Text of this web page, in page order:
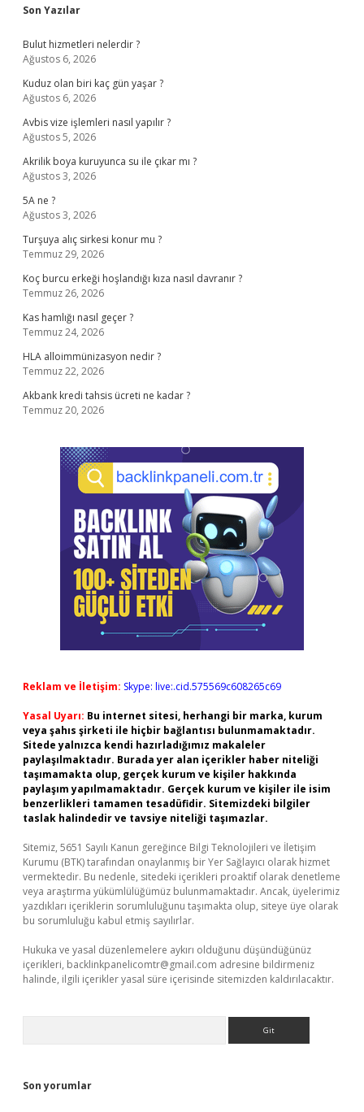
Sidebar
Son Yazılar
Bulut hizmetleri nelerdir ?
Ağustos 6, 2026
Kuduz olan biri kaç gün yaşar ?
Ağustos 6, 2026
Avbis vize işlemleri nasıl yapılır ?
Ağustos 5, 2026
Akrilik boya kuruyunca su ile çıkar mı ?
Ağustos 3, 2026
5A ne ?
Ağustos 3, 2026
Turşuya alıç sirkesi konur mu ?
Temmuz 29, 2026
Koç burcu erkeği hoşlandığı kıza nasıl davranır ?
Temmuz 26, 2026
Kas hamlığı nasıl geçer ?
Temmuz 24, 2026
HLA alloimmünizasyon nedir ?
Temmuz 22, 2026
Akbank kredi tahsis ücreti ne kadar ?
Temmuz 20, 2026
Reklam ve İletişim: Skype: live:.cid.575569c608265c69
Yasal Uyarı: Bu internet sitesi, herhangi bir marka, kurum
veya şahıs şirketi ile hiçbir bağlantısı bulunmamaktadır.
Sitede yalnızca kendi hazırladığımız makaleler
paylaşılmaktadır. Burada yer alan içerikler haber niteliği
taşımamakta olup, gerçek kurum ve kişiler hakkında
paylaşım yapılmamaktadır. Gerçek kurum ve kişiler ile isim
benzerlikleri tamamen tesadüfidir. Sitemizdeki bilgiler
taslak halindedir ve tavsiye niteliği taşımazlar.
Sitemiz, 5651 Sayılı Kanun gereğince Bilgi Teknolojileri ve İletişim
Kurumu (BTK) tarafından onaylanmış bir Yer Sağlayıcı olarak hizmet
vermektedir. Bu nedenle, sitedeki içerikleri proaktif olarak denetleme
veya araştırma yükümlülüğümüz bulunmamaktadır. Ancak, üyelerimiz
yazdıkları içeriklerin sorumluluğunu taşımakta olup, siteye üye olarak
bu sorumluluğu kabul etmiş sayılırlar.
Hukuka ve yasal düzenlemelere aykırı olduğunu düşündüğünüz
içerikleri, backlinkpanelicomtr@gmail.com adresine bildirmeniz
halinde, ilgili içerikler yasal süre içerisinde sitemizden kaldırılacaktır.
Son yorumlar